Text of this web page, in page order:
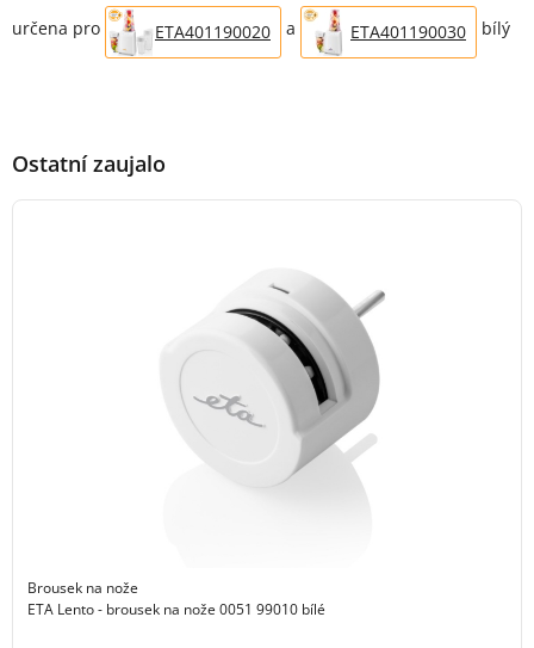
určena pro ETA401190020 a ETA401190030 bílý
Ostatní zaujalo
Brousek na nože
ETA Lento - brousek na nože 0051 99010 bílé